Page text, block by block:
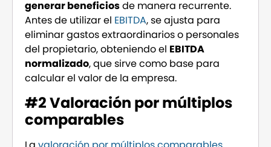
generar beneficiosde manera recurrente.
Antes de utilizar el EBITDA, se ajusta para
eliminar gastos extraordinarios o personales
del propietario, obteniendo el EBITDA
normalizado, que sirve como base para
calcular el valor de la empresa.
#2 Valoración por múltiplos
comparables